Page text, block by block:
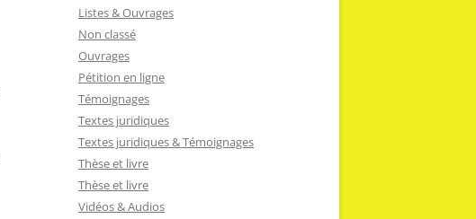
Listes & Ouvrages
Non classé
Ouvrages
Pétition en ligne
Témoignages
Textes juridiques
Textes juridiques & Témoignages
Thèse et livre
Thèse et livre
Vidéos & Audios